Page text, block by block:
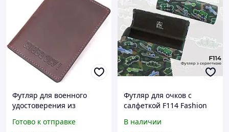
Футляр для военного
удостоверения из
кожи, коричневый,
Готово к отправке
Футляр для очков с
салфеткой F114 Fashion
военной тематики.
В наличии